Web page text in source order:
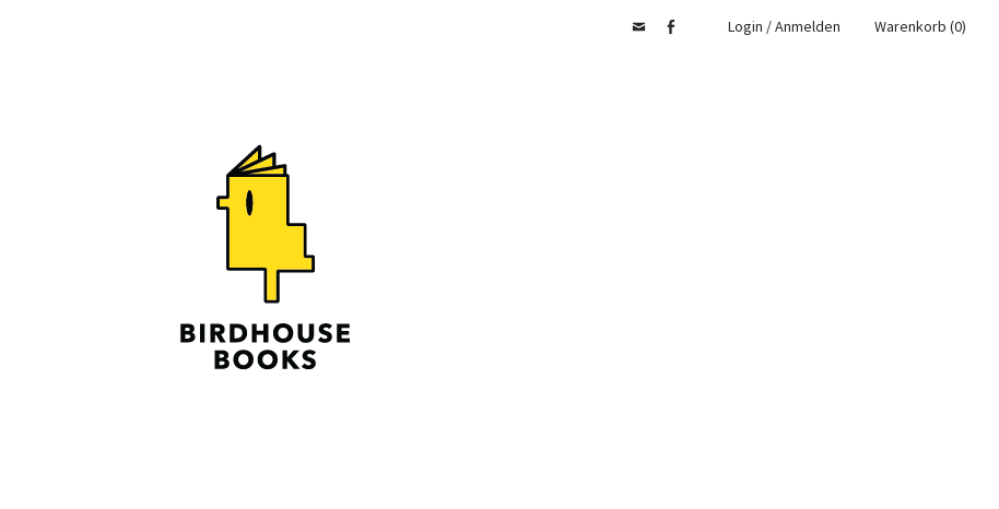
Login / Anmelden Warenkorb (0)